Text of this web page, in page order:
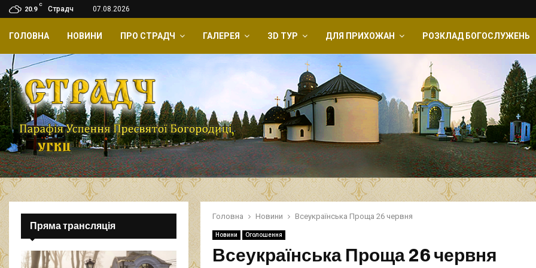
20.9
C
Страдч 07.08.2026
ГОЛОВНА НОВИНИ ПРО СТРАДЧ ГАЛЕРЕЯ ЗD ТУР ДЛЯ ПРИХОЖАН РОЗКЛАД БОГОСЛУЖЕНЬ
Головна Новини Всеукраїнська Проща 26 червня
Новини Оголошення
Всеукраїнська Проща 26 червня
Пряма трансляція